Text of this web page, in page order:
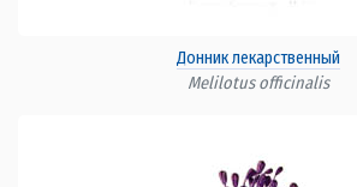
Донник лекарственный
Melilotus officinalis